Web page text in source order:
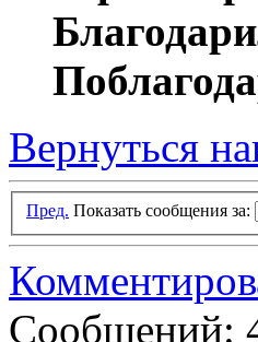
Вернуться
Пред. Показать сообщения за:
Сообщений: